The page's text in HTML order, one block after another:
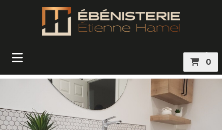
0